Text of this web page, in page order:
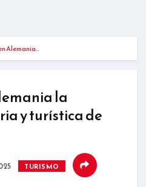
Alemania…
la
y turística de
TURISMO